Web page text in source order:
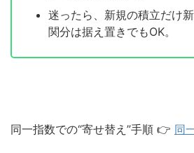
迷ったら、新規の積立だけ
関分は据え置きでもOK。
同一指数での“寄せ替え”手順 👉 同